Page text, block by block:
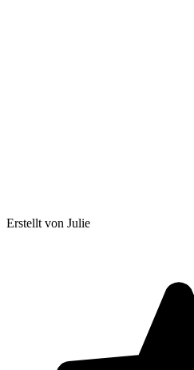
Erstellt von Julie